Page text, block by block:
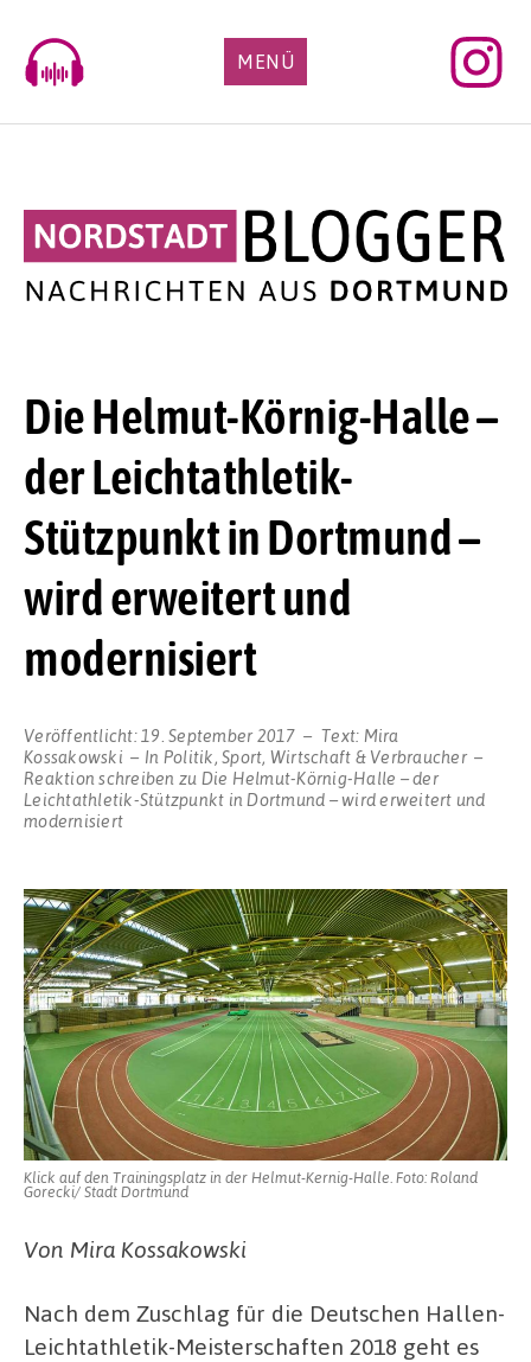
content
MENÜ
Die Helmut-Körnig-Halle –
der Leichtathletik-
Stützpunkt in Dortmund –
wird erweitert und
modernisiert
Veröffentlicht: 19. September 2017 Text: Mira
Kossakowski
In Politik, Sport, Wirtschaft & Verbraucher
Reaktion schreiben zu Die Helmut-Körnig-Halle – der
Leichtathletik-Stützpunkt in Dortmund – wird erweitert und
modernisiert
Klick auf den Trainingsplatz in der Helmut-Kernig-Halle. Foto: Roland
Gorecki/ Stadt Dortmund
Von Mira Kossakowski
Nach dem Zuschlag für die Deutschen Hallen-
Leichtathletik-Meisterschaften 2018 geht es